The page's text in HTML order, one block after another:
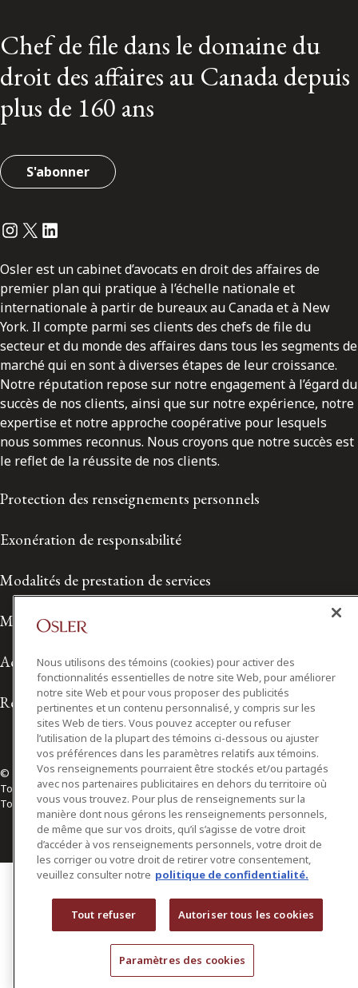
Chef de file dans le domaine du
droit des affaires au Canada depuis
plus de 160 ans
S'abonner
Instagram
Twitter
LinkedIn
Osler est un cabinet d’avocats en droit des affaires de
premier plan qui pratique à l’échelle nationale et
internationale à partir de bureaux au Canada et à New
York. Il compte parmi ses clients des chefs de file du
secteur et du monde des affaires dans tous les segments de
marché qui en sont à diverses étapes de leur croissance.
Notre réputation repose sur notre engagement à l’égard du
succès de nos clients, ainsi que sur notre expérience, notre
expertise et notre approche coopérative pour lesquels
nous sommes reconnus. Nous croyons que notre succès est
le reflet de la réussite de nos clients.
Protection des renseignements personnels
Exonération de responsabilité
Modalités de prestation de services
Modalités d'utilisation
Accessibilité
Relations avec les médias
© 2026 Osler, Hoskin & Harcourt S.E.N.C.R.L./s.r.l.
Tous droits réservés
Toronto | Montréal | Calgary | Vancouver | Ottawa | New York
Nous utilisons des témoins (cookies) pour activer des
fonctionnalités essentielles de notre site Web, pour améliorer
notre site Web et pour vous proposer des publicités
pertinentes et un contenu personnalisé, y compris sur les
sites Web de tiers. Vous pouvez accepter ou refuser
l’utilisation de la plupart des témoins ci-dessous ou ajuster
vos préférences dans les paramètres relatifs aux témoins.
Vos renseignements pourraient être stockés et/ou partagés
avec nos partenaires publicitaires en dehors du territoire où
vous vous trouvez. Pour plus de renseignements sur la
manière dont nous gérons les renseignements personnels,
de même que sur vos droits, qu’il s’agisse de votre droit
d’accéder à vos renseignements personnels, votre droit de
les corriger ou votre droit de retirer votre consentement,
veuillez consulter notre politique de confidentialité.
Tout refuser Autoriser tous les cookies
Paramètres des cookies